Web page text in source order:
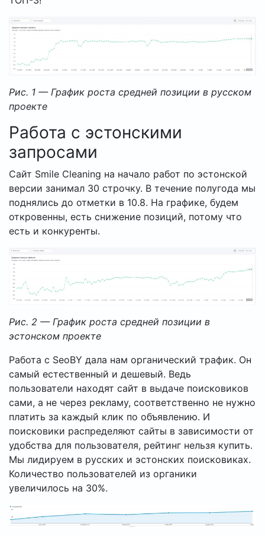
Рис. 1 — График роста средней позиции в русском
проекте
Работа с эстонскими
запросами
Сайт Smile Cleaning на начало работ по эстонской
версии занимал 30 строчку. В течение полугода мы
поднялись до отметки в 10.8. На графике, будем
откровенны, есть снижение позиций, потому что
есть и конкуренты.
Рис. 2 — График роста средней позиции в
эстонском проекте
Работа с SeoBY дала нам органический трафик. Он
самый естественный и дешевый. Ведь
пользователи находят сайт в выдаче поисковиков
сами, а не через рекламу, соответственно не нужно
платить за каждый клик по объявлению. И
поисковики распределяют сайты в зависимости от
удобства для пользователя, рейтинг нельзя купить.
Мы лидируем в русских и эстонских поисковиках.
Количество пользователей из органики
увеличилось на 30%.